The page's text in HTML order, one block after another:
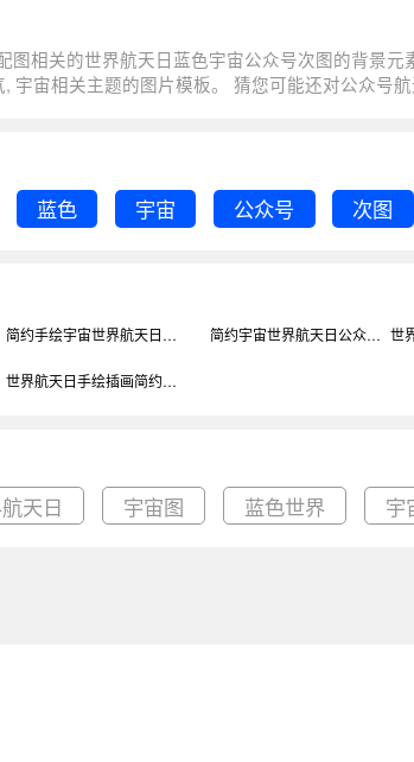
图的背景元素， 图片尺寸：200x200， 用途：公众号次图，版式：3，分辨率：72DPI，色彩模式：RGB, 图司机还为您
了蓝色, 公众号, 世界, 大气, 宇宙相关主题的图片模板。 猜您可能还对公众号
蓝色 宇宙 公众号 次图
简约手绘宇宙世界航天日公众号次图背景 简约宇宙世界航天日公众号次图背景
世界航天日手绘插画简约公众号次图背景
天日 宇宙图 蓝色世界 宇